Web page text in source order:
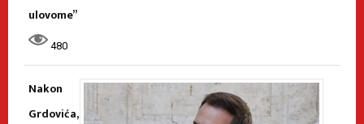
ulovome”
480
Nakon
Grdovića,